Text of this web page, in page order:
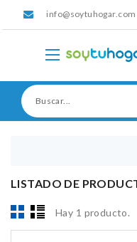
info@soytuhogar.com
LISTADO DE
Hay 1 producto.